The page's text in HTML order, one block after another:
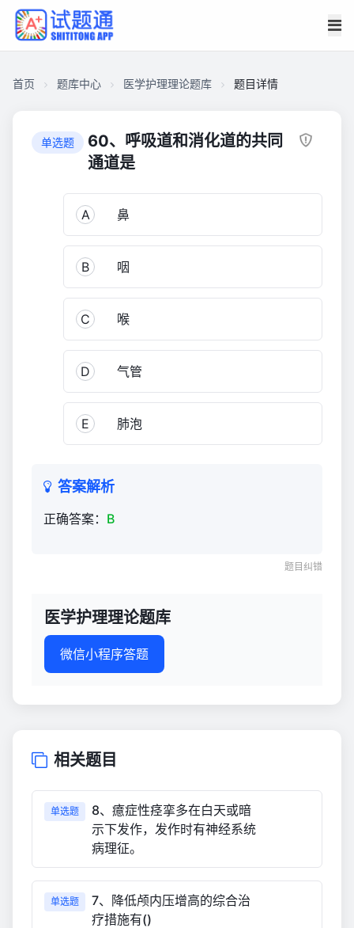
首页 题库中心 医学护理理论题库 题目详情
单选题
60、呼吸道和消化道的共同
通道是
A 鼻
B 咽
C 喉
D 气管
E 肺泡
答案解析
正确答案： B
题目纠错
医学护理理论题库
微信小程序答题
相关题目
单选题
8、癔症性痉挛多在白天或暗
示下发作，发作时有神经系统
病理征。
单选题
7、降低颅内压增高的综合治
疗措施有()